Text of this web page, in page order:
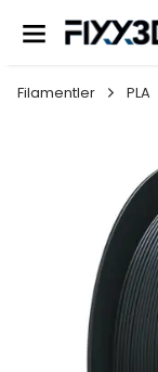
Filamentler PLA